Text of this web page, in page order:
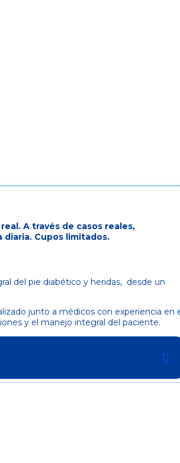
A través de casos reales,
Cupos limitados.
del pie diabético y heridas, desde un
junto a médicos con experiencia en
y el manejo integral del paciente.